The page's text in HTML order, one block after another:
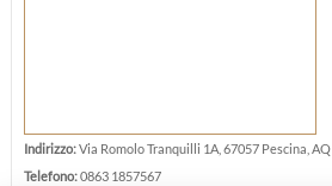
Indirizzo:Via Romolo Tranquilli 1A, 67057 Pescina, AQ
Telefono:0863 1857567